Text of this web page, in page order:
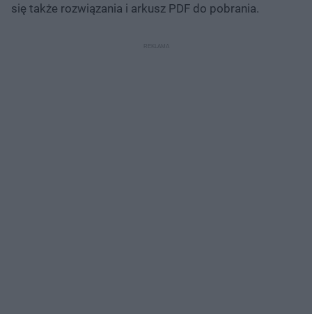
się także rozwiązania i arkusz PDF do pobrania.